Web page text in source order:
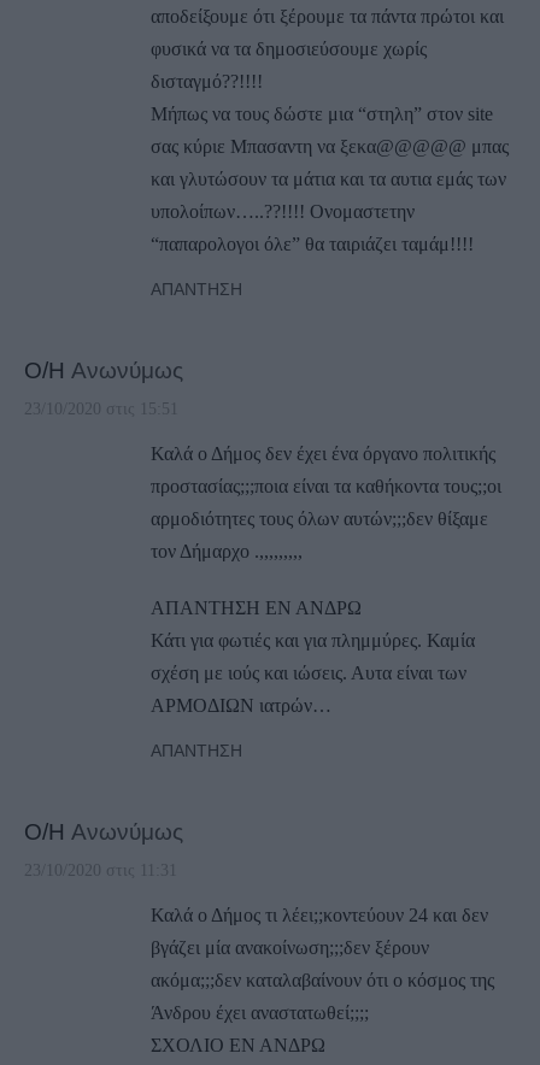
αποδείξουμε ότι ξέρουμε τα πάντα πρώτοι και
φυσικά να τα δημοσιεύσουμε χωρίς
δισταγμό??!!!!
Μήπως να τους δώστε μια “στηλη” στον site
σας κύριε Μπασαντη να ξεκα@@@@@ μπας
και γλυτώσουν τα μάτια και τα αυτια εμάς των
υπολοίπων…..??!!!! Ονομαστετην
“παπαρολογοι όλε” θα ταιριάζει ταμάμ!!!!
ΑΠΆΝΤΗΣΗ
Ο/Η Ανωνύμως
23/10/2020 στις 15:51
Καλά ο Δήμος δεν έχει ένα όργανο πολιτικής
προστασίας;;;ποια είναι τα καθήκοντα τους;;οι
αρμοδιότητες τους όλων αυτών;;;δεν θίξαμε
τον Δήμαρχο .,,,,,,,,,
ΑΠΑΝΤΗΣΗ ΕΝ ΑΝΔΡΩ
Κάτι για φωτιές και για πλημμύρες. Καμία
σχέση με ιούς και ιώσεις. Αυτα είναι των
ΑΡΜΟΔΙΩΝ ιατρών…
ΑΠΆΝΤΗΣΗ
Ο/Η Ανωνύμως
23/10/2020 στις 11:31
Καλά ο Δήμος τι λέει;;κοντεύουν 24 και δεν
βγάζει μία ανακοίνωση;;;δεν ξέρουν
ακόμα;;;δεν καταλαβαίνουν ότι ο κόσμος της
Άνδρου έχει αναστατωθεί;;;;
ΣΧΟΛΙΟ ΕΝ ΑΝΔΡΩ